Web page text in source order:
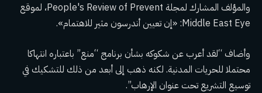
والمؤلف المشارك لمجلة People's Review of Prevent، لموقع
Middle East Eye: «إن تعيين أندرسون مثير للاهتمام».
وأضاف “لقد أعرب عن شكوكه بشأن برنامج “منع” باعتباره انتهاكا
محتملا للحريات المدنية. لكنه ذهب إلى أبعد من ذلك للتشكيك في
توسيع التشريع تحت عنوان الإرهاب”.